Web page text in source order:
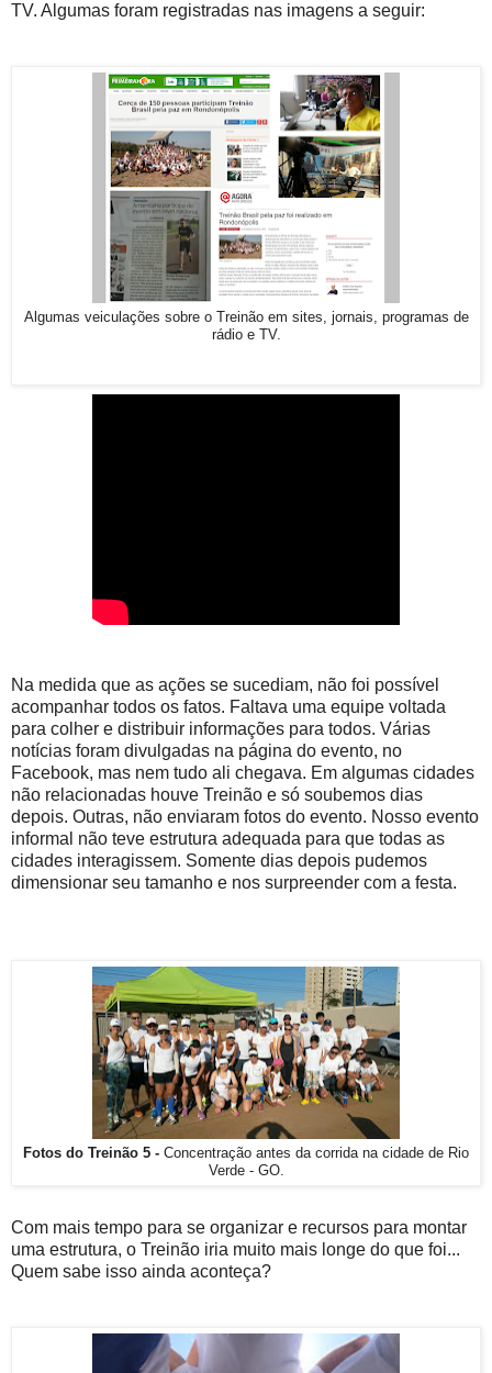
TV. Algumas foram registradas nas imagens a seguir:
Algumas veiculações sobre o Treinão em sites, jornais, programas de
rádio e TV.
Na medida que as ações se sucediam, não foi possível
acompanhar todos os fatos. Faltava uma equipe voltada
para colher e distribuir informações para todos. Várias
notícias foram divulgadas na página do evento, no
Facebook, mas nem tudo ali chegava. Em algumas cidades
não relacionadas houve Treinão e só soubemos dias
depois. Outras, não enviaram fotos do evento. Nosso evento
informal não teve estrutura adequada para que todas as
cidades interagissem. Somente dias depois pudemos
dimensionar seu tamanho e nos surpreender com a festa.
Fotos do Treinão 5 - Concentração antes da corrida na cidade de Rio
Verde - GO.
Com mais tempo para se organizar e recursos para montar
uma estrutura, o Treinão iria muito mais longe do que foi...
Quem sabe isso ainda aconteça?